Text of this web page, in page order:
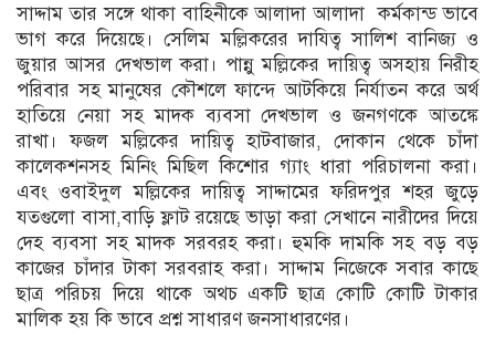
সাদ্দাম তার সঙ্গে থাকা বাহিনীকে আলাদা আলাদা কর্মকান্ড ভাবে
ভাগ করে দিয়েছে। সেলিম মল্লিকরের দাযিত্ব সালিশ বানিজ্য ও
জুয়ার আসর দেখভাল করা। পান্নু মল্লিকের দায়িত্ব অসহায় নিরীহ
পরিবার সহ মানুষের কৌশলে ফান্দে আটকিয়ে নির্যাতন করে অর্থ
হাতিয়ে নেয়া সহ মাদক ব্যবসা দেখভাল ও জনগণকে আতঙ্কে
রাখা। ফজল মল্লিকের দায়িত্ব হাটবাজার, দোকান থেকে চাঁদা
কালেকশনসহ মিনিং মিছিল কিশোর গ্যাং ধারা পরিচালনা করা।
এবং ওবাইদুল মল্লিকের দায়িত্ব সাদ্দামের ফরিদপুর শহর জুড়ে
যতগুলো বাসা,বাড়ি ফ্লাট রয়েছে ভাড়া করা সেখানে নারীদের দিয়ে
দেহ ব্যবসা সহ মাদক সরবরহ করা। হুমকি দামকি সহ বড় বড়
কাজের চাঁদার টাকা সরবরাহ করা। সাদ্দাম নিজেকে সবার কাছে
ছাত্র পরিচয় দিয়ে থাকে অথচ একটি ছাত্র কোটি কোটি টাকার
মালিক হয় কি ভাবে প্রশ্ন সাধারণ জনসাধারণের।